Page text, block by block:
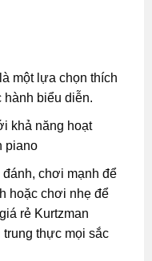
một lựa chọn thích
hành biểu diễn.
khả năng hoạt
piano
chơi mạnh để
hoặc chơi nhẹ để
rẻ Kurtzman
trung thực mọi sắc